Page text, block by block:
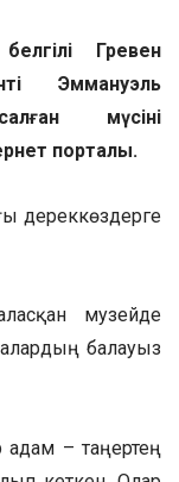
Гревен
Эммануэль
мүсіні
порталы.
дереккөздерге
музейде
балауыз
адам – таңертең